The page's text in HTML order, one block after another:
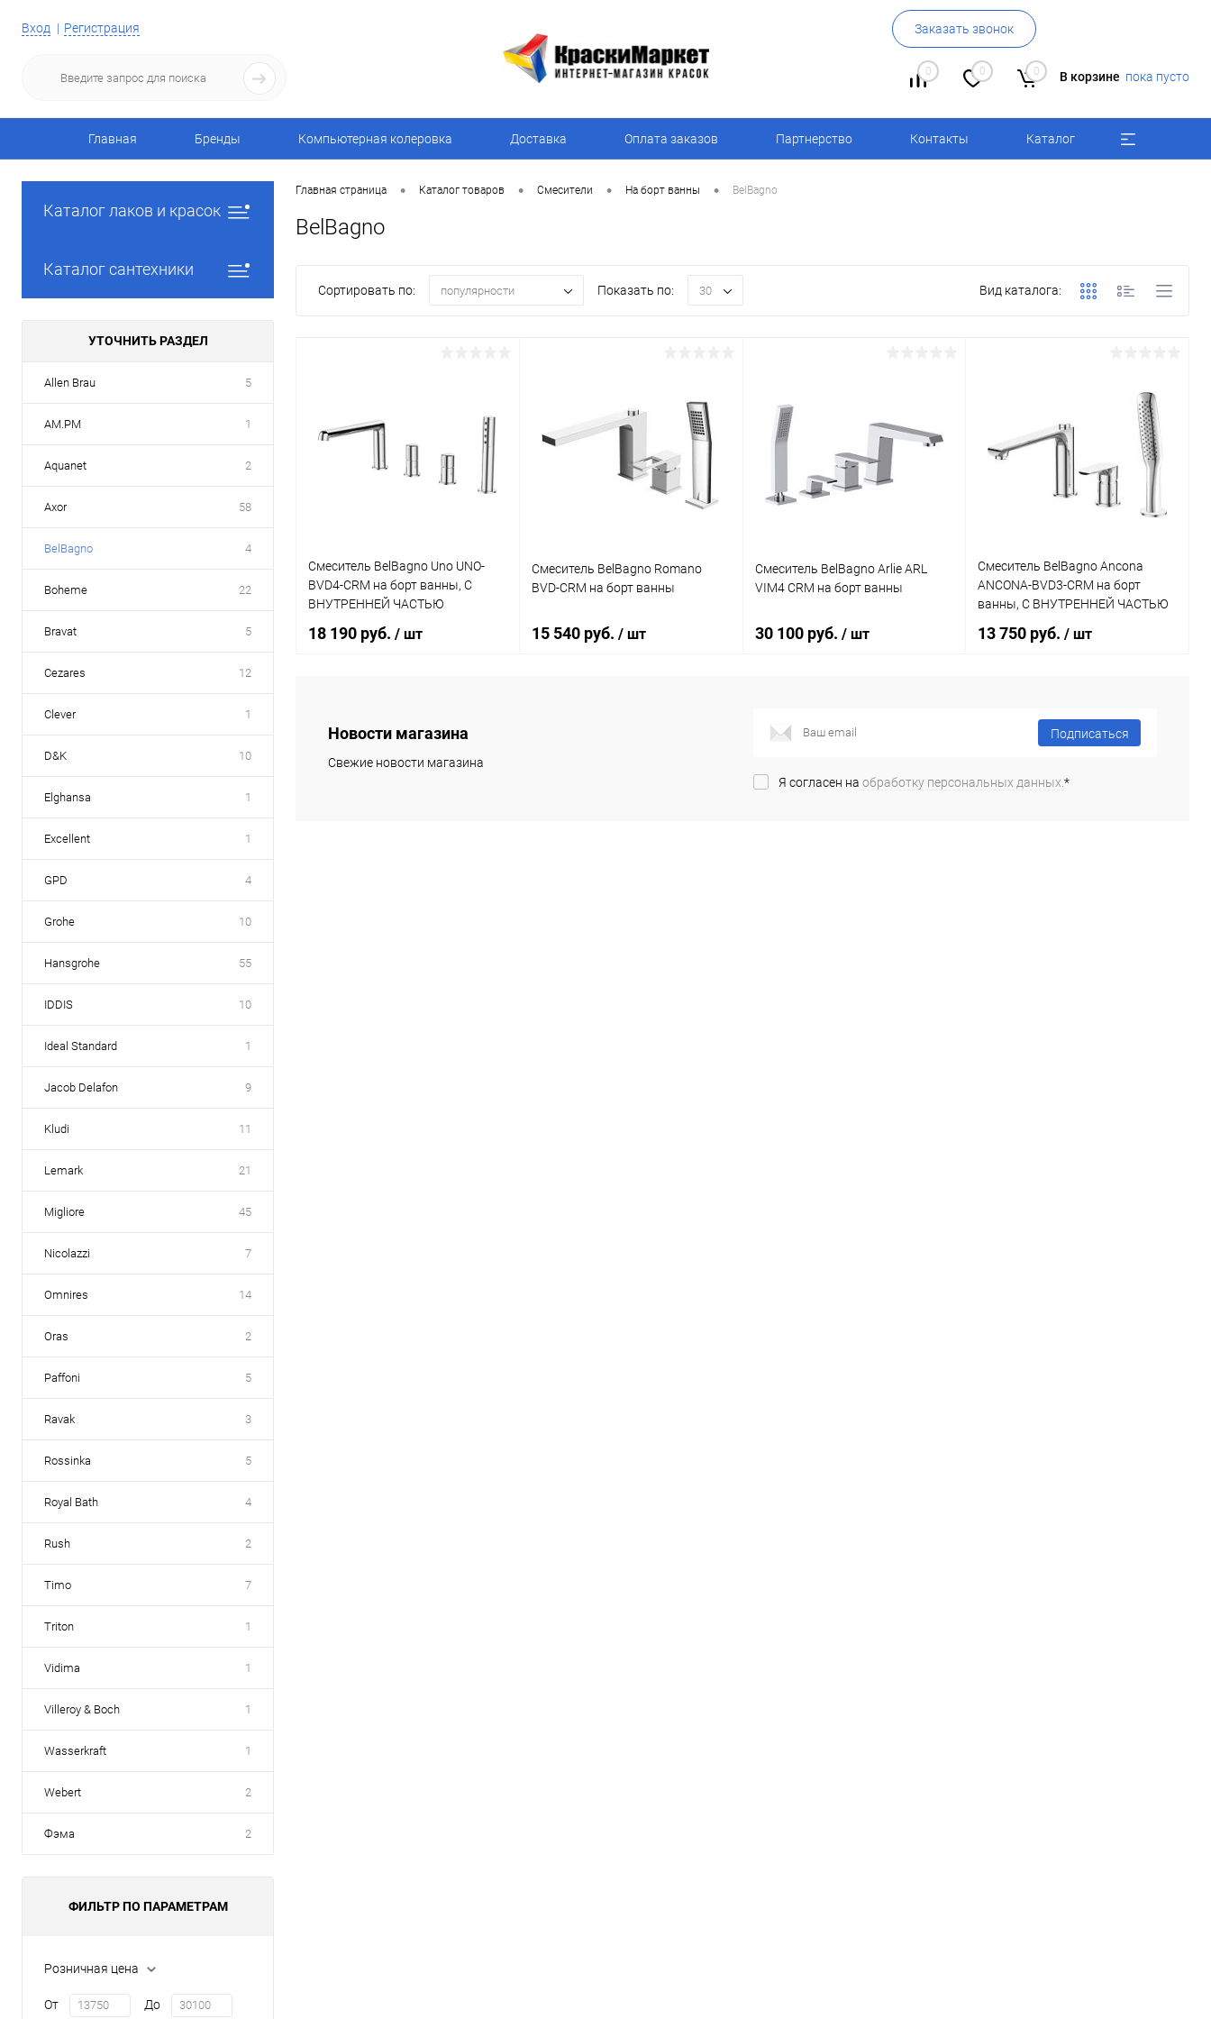
Вход Регистрация Заказать звонок
0 0 0 В корзине пока пусто
Главная Бренды Компьютерная колеровка Доставка Оплата заказов Партнерство Контакты Каталог
Каталог лаков и красок
Каталог сантехники
УТОЧНИТЬ РАЗДЕЛ
Allen Brau 5
AM.PM 1
Aquanet 2
Axor 58
BelBagno 4
Boheme 22
Bravat 5
Cezares 12
Clever 1
D&K 10
Elghansa 1
Excellent 1
GPD 4
Grohe 10
Hansgrohe 55
IDDIS 10
Ideal Standard 1
Jacob Delafon 9
Kludi 11
Lemark 21
Migliore 45
Nicolazzi 7
Omnires 14
Oras 2
Paffoni 5
Ravak 3
Rossinka 5
Royal Bath 4
Rush 2
Timo 7
Triton 1
Vidima 1
Villeroy & Boch 1
Wasserkraft 1
Webert 2
Фэма 2
ФИЛЬТР ПО ПАРАМЕТРАМ
Розничная цена
От До
Главная страница • Каталог товаров • Смесители • На борт ванны • BelBagno
BelBagno
Сортировать по: популярности Показать по: 30 Вид каталога:
Смеситель BelBagno Uno UNO-
BVD4-CRM на борт ванны, С
ВНУТРЕННЕЙ ЧАСТЬЮ
18 190 руб. / шт
Купить в 1 клик
Смеситель BelBagno Romano
BVD-CRM на борт ванны
15 540 руб. / шт
Смеситель BelBagno Arlie ARL
VIM4 CRM на борт ванны
30 100 руб. / шт
В избранное Под заказ
Смеситель BelBagno Ancona
ANCONA-BVD3-CRM на борт
ванны, С ВНУТРЕННЕЙ ЧАСТЬЮ
13 750 руб./ шт
В избранное
Новости магазина
Свежие новости магазина
Подписаться
Я согласен на обработку персональных данных. *